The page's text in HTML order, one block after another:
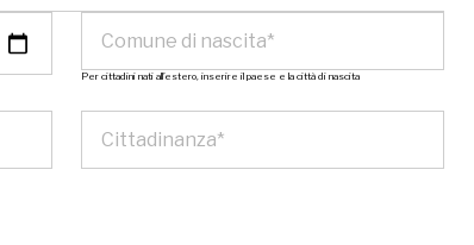
Per cittadini nati all’estero, inserire il paese e la città di nascita